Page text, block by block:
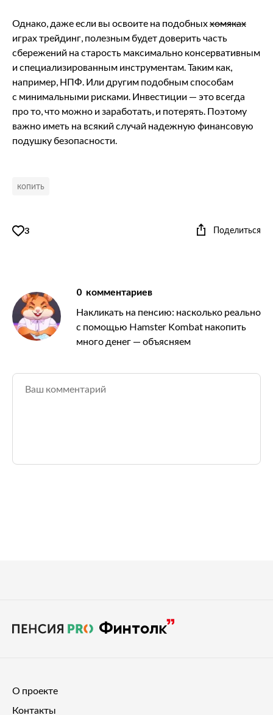
Однако, даже если вы освоите на подобныххомяках
играх трейдинг, полезным будет доверить часть
сбережений на старость максимально консервативным
и специализированным инструментам. Таким как,
например, НПФ. Или другим подобным способам
с минимальными рисками. Инвестиции — это всегда
про то, что можно и заработать, и потерять. Поэтому
важно иметь на всякий случай надежную финансовую
подушку безопасности.
копить
3 Поделиться
0 комментариев
Накликать на пенсию: насколько реально
с помощью Hamster Kombat накопить
много денег — объясняем
О проекте
Контакты